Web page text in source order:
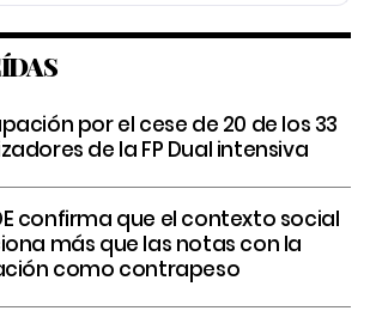
por el cese de 20 de los 33
de la FP Dual intensiva
confirma que el contexto social
más que las notas con la
como contrapeso